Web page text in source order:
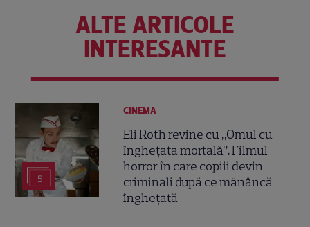
ALTE ARTICOLE
INTERESANTE
5
CINEMA
Eli Roth revine cu „Omul cu
înghețata mortală”. Filmul
horror în care copiii devin
criminali după ce mănâncă
înghețată